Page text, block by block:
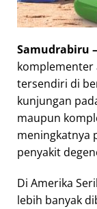
Samudrabiru –
komplementer
tersendiri di
kunjungan
maupun
meningkatnya
penyakit
Di Amerika
lebih banyak